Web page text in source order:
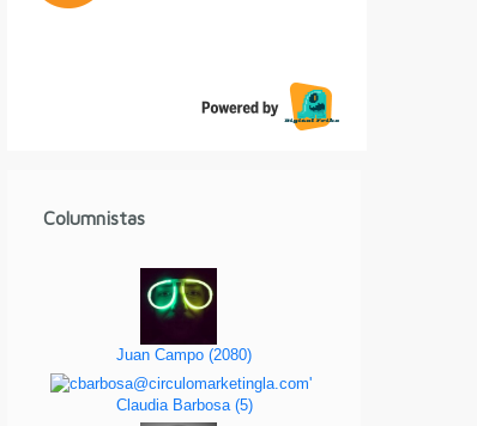
Columnistas
Juan Campo(2080)
Claudia Barbosa (5)